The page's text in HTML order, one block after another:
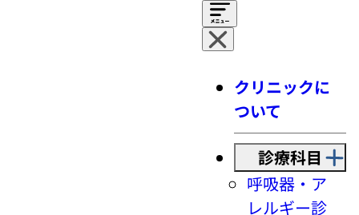
クリニックに
ついて
診療科目
呼吸器・ア
レルギー診